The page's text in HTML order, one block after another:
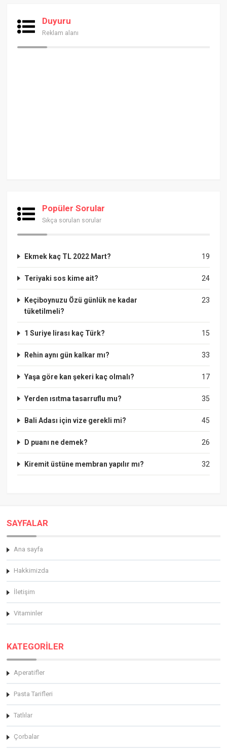
Duyuru
Reklam alanı
Popüler Sorular
Sıkça sorulan sorular
19
Ekmek kaç TL 2022 Mart?
24
Teriyaki sos kime ait?
23
Keçiboynuzu Özü günlük ne kadar
tüketilmeli?
15
1 Suriye lirası kaç Türk?
33
Rehin aynı gün kalkar mı?
17
Yaşa göre kan şekeri kaç olmalı?
35
Yerden ısıtma tasarruflu mu?
45
Bali Adası için vize gerekli mi?
26
D puanı ne demek?
32
Kiremit üstüne membran yapılır mı?
SAYFALAR
Ana sayfa
Hakkimizda
İletişim
Vitaminler
KATEGORİLER
Aperatifler
Pasta Tarifleri
Tatlılar
Çorbalar